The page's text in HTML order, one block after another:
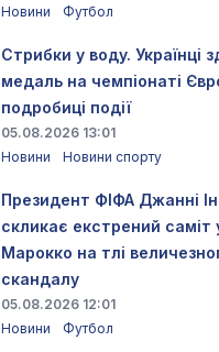
Новини
Футбол
Стрибки у воду. Українці
медаль на чемпіонаті
подробиці події
05.08.2026 13:01
Новини
Новини спорту
Президент ФІФА Джанні
скликає екстрений саміт
Марокко на тлі
скандалу
05.08.2026 12:01
Новини
Футбол